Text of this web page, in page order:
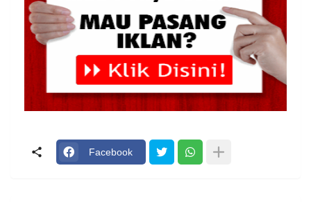
Facebook